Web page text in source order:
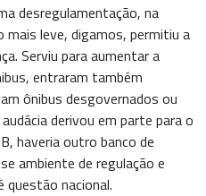
desregulamentação, na
leve, digamos, permitiu a
Serviu para aumentar a
entraram também
ônibus desgovernados ou
derivou em parte para o
haveria outro banco de
ambiente de regulação e
questão nacional.